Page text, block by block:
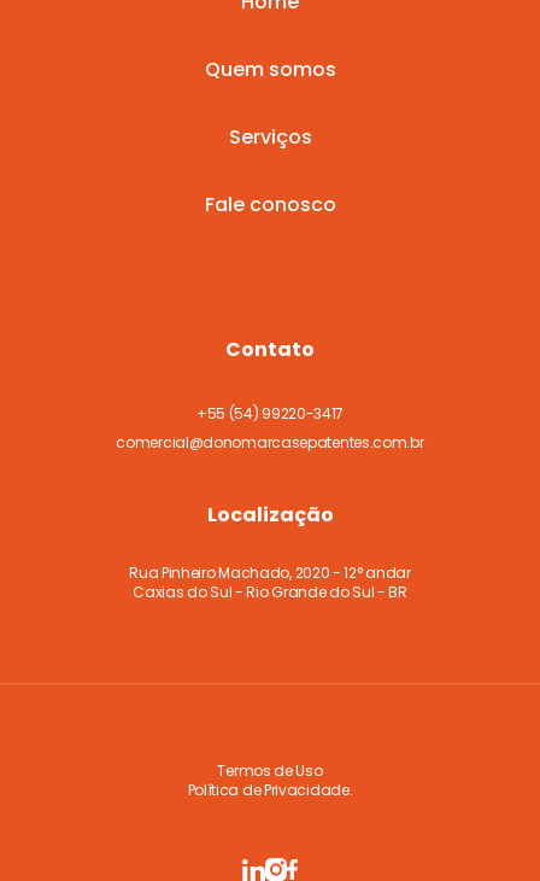
Quem somos
Serviços
Fale conosco
Contato
+55 (54) 99220-3417
comercial@donomarcasepatentes.com.br
Localização
Rua Pinheiro Machado, 2020 - 12° andar
Caxias do Sul - Rio Grande do Sul - BR
Termos de Uso
Política de Privacidade.